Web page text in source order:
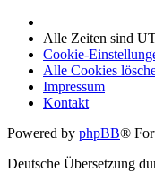
Alle Zeiten sind
Cookie-
Alle Cookies
Impressum
Kontakt
Powered by phpBB®
Deutsche Übersetzung